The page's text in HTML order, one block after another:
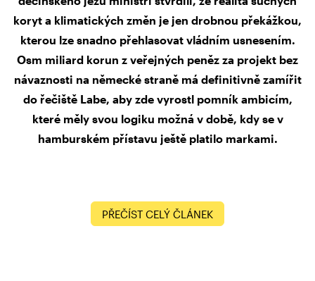
koryt a klimatických změn je jen drobnou překážkou,
kterou lze snadno přehlasovat vládním usnesením.
Osm miliard korun z veřejných peněz za projekt bez
návaznosti na německé straně má definitivně zamířit
do řečiště Labe, aby zde vyrostl pomník ambicím,
které měly svou logiku možná v době, kdy se v
hamburském přístavu ještě platilo markami.
PŘEČÍST CELÝ ČLÁNEK